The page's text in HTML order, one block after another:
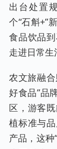
出台处置
个“石斛+”
食品饮品
走进日常生
农文旅融
好食品”品
区，游客
植标准与
产品，这种